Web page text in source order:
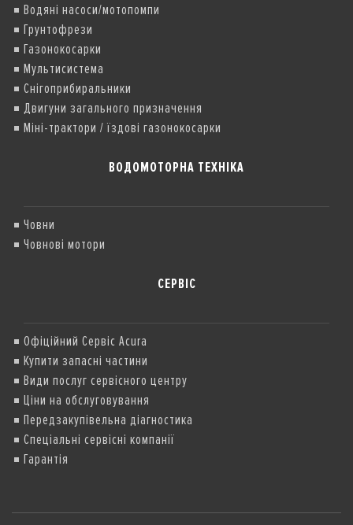
Водяні насоси/мотопомпи
Грунтофрези
Газонокосарки
Мультисистема
Снігоприбиральники
Двигуни загального призначення
Міні-трактори / їздові газонокосарки
ВОДОМОТОРНА ТЕХНІКА
Човни
Човнові мотори
СЕРВІС
Офіційний Сервіс Acura
Купити запасні частини
Види послуг сервісного центру
Ціни на обслуговування
Передзакупівельна діагностика
Спеціальні сервісні компанії
Гарантія